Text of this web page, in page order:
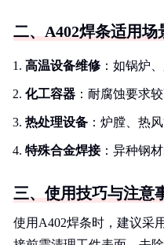
二、A402焊条适用场
高温设备维修 ：如锅炉
化工容器 ：耐腐蚀要求
热处理设备 ：炉膛、热
特殊合金焊接：异种钢
三、使用技巧与注意
使用A402焊条时，建议采